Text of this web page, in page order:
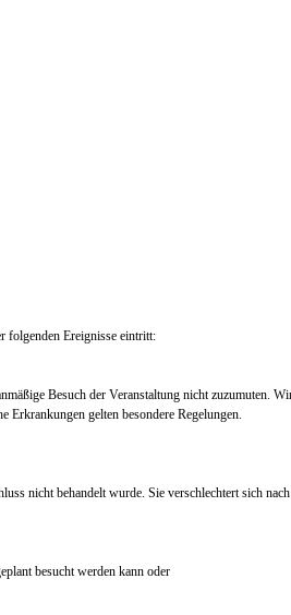
folgenden Ereignisse eintritt:
Besuch der Veranstaltung nicht
Erkrankungen gelten besondere Regelungen.
nicht behandelt wurde. Sie verschlechtert sich
besucht werden kann oder